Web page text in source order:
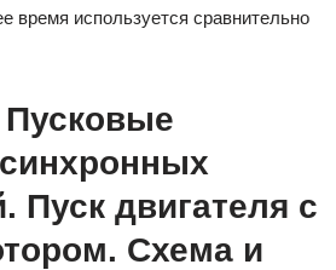
время используется сравнительно
Пуск двигателя с
Схема и